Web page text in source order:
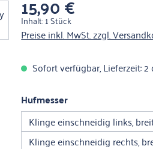
Regulärer Preis:
15,90 €
Inhalt:1 Stück
Preise inkl. MwSt. zzgl.
Sofort verfügbar, Lieferzeit: 2
Hufmesserauswählen
Klinge einschneidig links,
Klinge einschneidig rechts,